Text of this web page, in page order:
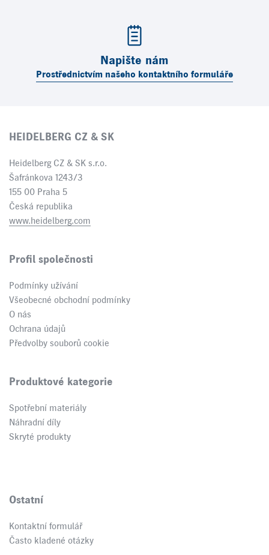
Napište nám
Prostřednictvím našeho kontaktního formuláře
HEIDELBERG CZ & SK
Heidelberg CZ & SK s.r.o.
Šafránkova 1243/3
155 00 Praha 5
Česká republika
www.heidelberg.com
Profil společnosti
Podmínky užívání
Všeobecné obchodní podmínky
O nás
Ochrana údajů
Předvolby souborů cookie
Produktové kategorie
Spotřební materiály
Náhradní díly
Skryté produkty
Ostatní
Kontaktní formulář
Často kladené otázky